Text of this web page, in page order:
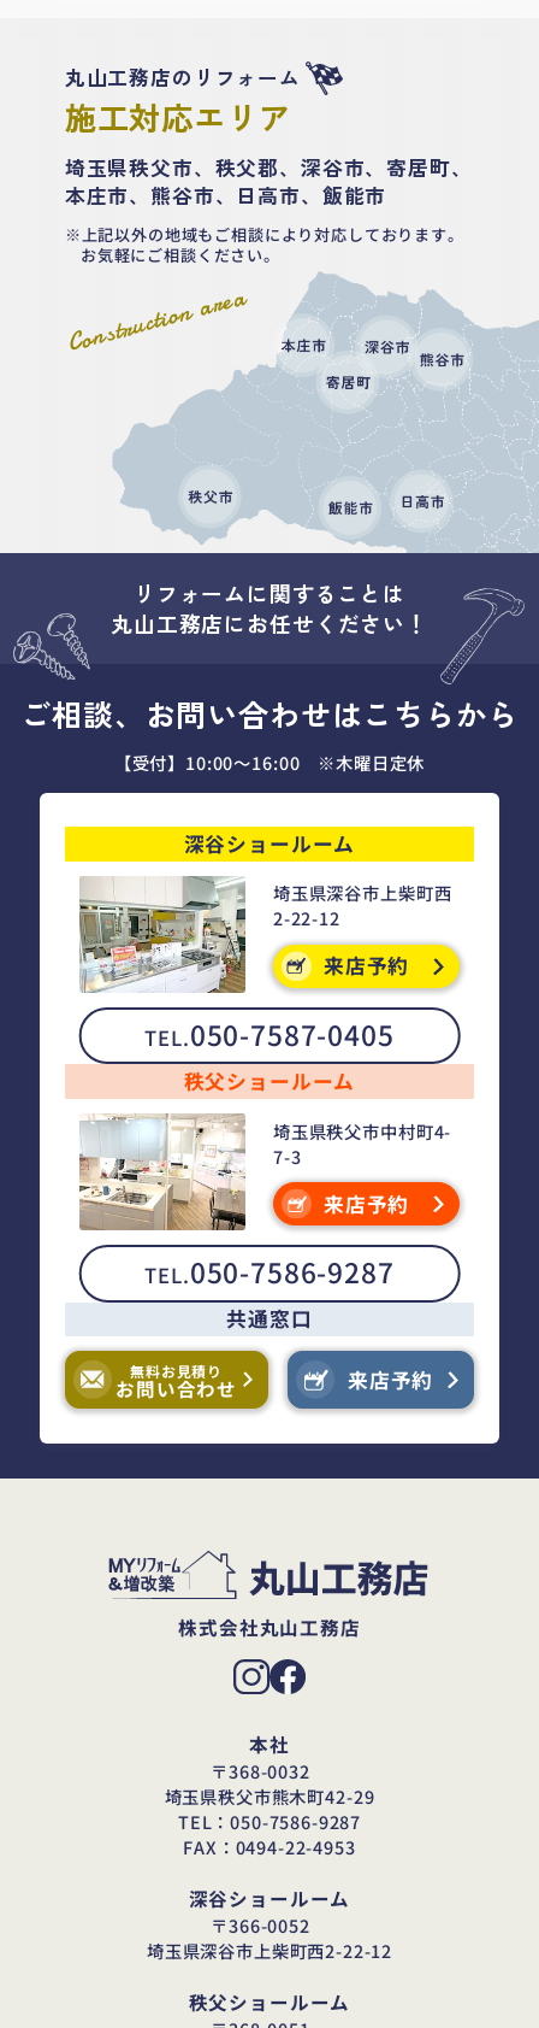
Construction area
丸山工務店のリフォーム
施工対応エリア
埼玉県秩父市、秩父郡、深谷市、寄居町、
本庄市、熊谷市、日高市、飯能市
上記以外の地域もご相談により対応しております。
お気軽にご相談ください。
リフォームに関することは
丸山工務店にお任せください！
ご相談、お問い合わせはこちらから
【受付】10:00～16:00 ※木曜日定休
深谷ショールーム
埼玉県深谷市上柴町西
2-22-12
来店予約
TEL.050-7587-0405
秩父ショールーム
埼玉県秩父市中村町4-
7-3
来店予約
TEL.050-7586-9287
共通窓口
来店予約
無料お見積り
お問い合わせ
株式会社丸山工務店
本社
〒368-0032
埼玉県秩父市熊木町42-29
TEL：050-7586-9287
FAX：0494-22-4953
深谷ショールーム
〒366-0052
埼玉県深谷市上柴町西2-22-12
秩父ショールーム